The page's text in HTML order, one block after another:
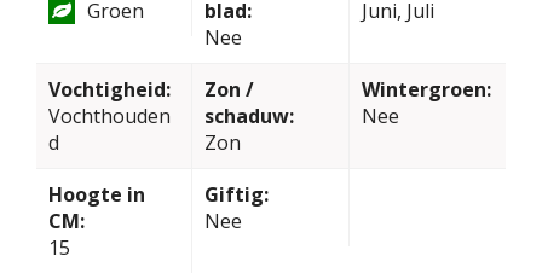
Groen
blad:
Nee
Juni, Juli
Vochtigheid:
Vochthouden
d
Zon /
schaduw:
Zon
Wintergroen:
Nee
Hoogte in
CM:
15
Giftig:
Nee